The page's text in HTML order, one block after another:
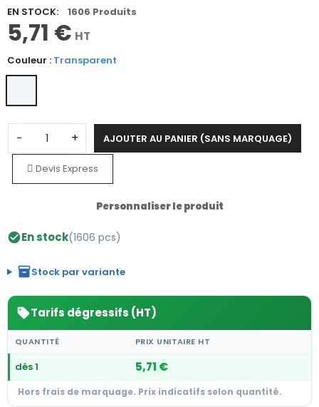
EN STOCK:
1606 Produits
5,71 € HT
Couleur : Transparent
− + AJOUTER AU PANIER (SANS MARQUAGE)
Devis Express
Personnaliser le produit
check_circleEn stock(1606 pcs)
inventory_2Stock par variante
sellTarifs dégressifs (HT)
QUANTITÉ PRIX UNITAIRE HT
dès 1 5,71 €
Hors frais de marquage. Prix indicatifs selon quantité.